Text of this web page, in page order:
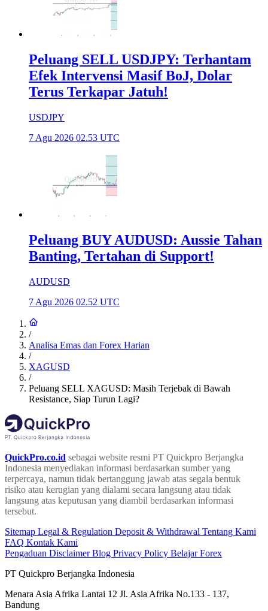
Peluang SELL USDJPY: Terhantam
Efek Intervensi Masif BoJ, Dolar
Terus Terkapar Jatuh!
USDJPY
7 Agu 2026 02.53 UTC
Peluang BUY AUDUSD: Aussie Tahan
Banting, Tertahan di Support!
AUDUSD
7 Agu 2026 02.52 UTC
/
Analisa Emas dan Forex Harian
/
XAGUSD
/
Peluang SELL XAGUSD: Masih Terjebak di Bawah
Resistance, Siap Turun Lagi?
QuickPro.co.id sebagai website resmi PT Quickpro Berjangka
Indonesia menyediakan informasi berdasarkan sumber yang
terpercaya, namun tidak bertanggung jawab atas segala bentuk
risiko atau kerugian yang dialami secara langsung atau tidak
langsung atas keputusan yang diambil berdasarkan informasi
tersebut.
Sitemap Legal & Regulation Deposit & Withdrawal Tentang Kami
FAQ Kontak Kami
Pengaduan DisclaimerBlog Privacy Policy Belajar Forex
PT Quickpro Berjangka Indonesia
Menara Asia Afrika Lantai 12 Jl. Asia Afrika No.133 - 137,
Bandung